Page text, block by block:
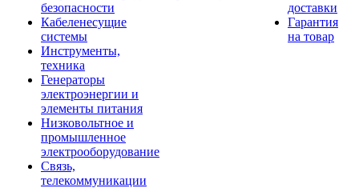
безопасности
Кабеленесущие
системы
Инструменты,
техника
Генераторы
электроэнергии и
элементы питания
Низковольтное и
промышленное
электрооборудование
Связь,
телекоммуникации
доставки
Гарантия
на товар